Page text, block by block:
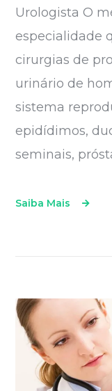
Urologista O
especialidade
cirurgias de
urinário de
sistema
epidídimos,
seminais,
Saiba Mais